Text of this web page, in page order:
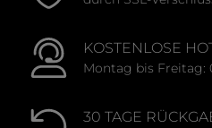
KOSTENLOSE
Montag bis Freitag:
30 TAGE